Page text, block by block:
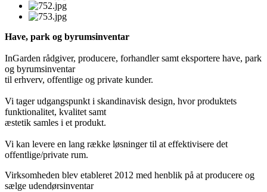
Have, park og byrumsinventar
InGarden rådgiver, producere, forhandler samt eksportere have, park
og byrumsinventar
til erhverv, offentlige og private kunder.
Vi tager udgangspunkt i skandinavisk design, hvor produktets
funktionalitet, kvalitet samt
æstetik samles i et produkt.
Vi kan levere en lang række løsninger til at effektivisere det
offentlige/private rum.
Virksomheden blev etableret 2012 med henblik på at producere og
sælge udendørsinventar